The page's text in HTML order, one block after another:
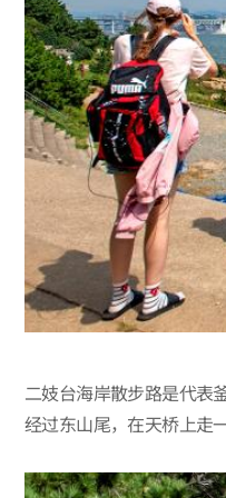
二妓台海岸散步路是代表
经过东山尾，在天桥上走